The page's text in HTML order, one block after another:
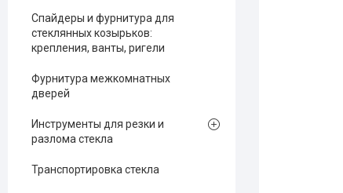
Спайдеры и фурнитура для
стеклянных козырьков:
крепления, ванты, ригели
Фурнитура межкомнатных
дверей
Инструменты для резки и
разлома стекла
Транспортировка стекла